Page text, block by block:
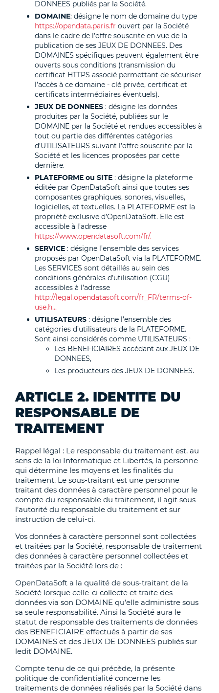
DONNEES publiés par la Société.
DOMAINE: désigne le nom de domaine du type
https://opendata.paris.fr ouvert par la Société
dans le cadre de l’offre souscrite en vue de la
publication de ses JEUX DE DONNEES. Des
DOMAINES spécifiques peuvent également être
ouverts sous conditions (transmission du
certificat HTTPS associé permettant de sécuriser
l’accès à ce domaine - clé privée, certificat et
certificats intermédiaires éventuels).
JEUX DE DONNEES : désigne les données
produites par la Société, publiées sur le
DOMAINE par la Société et rendues accessibles à
tout ou partie des différentes catégories
d’UTILISATEURS suivant l’offre souscrite par la
Société et les licences proposées par cette
dernière.
PLATEFORME ou SITE : désigne la plateforme
éditée par OpenDataSoft ainsi que toutes ses
composantes graphiques, sonores, visuelles,
logicielles, et textuelles. La PLATEFORME est la
propriété exclusive d’OpenDataSoft. Elle est
accessible à l’adresse
https://www.opendatasoft.com/fr/.
SERVICE : désigne l’ensemble des services
proposés par OpenDataSoft via la PLATEFORME.
Les SERVICES sont détaillés au sein des
conditions générales d’utilisation (CGU)
accessibles à l’adresse
http://legal.opendatasoft.com/fr_FR/terms-of-
use.h...
UTILISATEURS : désigne l’ensemble des
catégories d’utilisateurs de la PLATEFORME.
Sont ainsi considérés comme UTILISATEURS :
Les BENEFICIAIRES accédant aux JEUX DE
DONNEES,
Les producteurs des JEUX DE DONNEES.
ARTICLE 2. IDENTITE DU
RESPONSABLE DE
TRAITEMENT
Rappel légal : Le responsable du traitement est, au
sens de la loi Informatique et Libertés, la personne
qui détermine les moyens et les finalités du
traitement. Le sous-traitant est une personne
traitant des données à caractère personnel pour le
compte du responsable du traitement, il agit sous
l’autorité du responsable du traitement et sur
instruction de celui-ci.
Vos données à caractère personnel sont collectées
et traitées par la Société, responsable de traitement
des données à caractère personnel collectées et
traitées par la Société lors de :
OpenDataSoft a la qualité de sous-traitant de la
Société lorsque celle-ci collecte et traite des
données via son DOMAINE qu’elle administre sous
sa seule responsabilité. Ainsi la Société aura le
statut de responsable des traitements de données
des BENEFICIAIRE effectués à partir de ses
DOMAINES et des JEUX DE DONNEES publiés sur
ledit DOMAINE.
Compte tenu de ce qui précède, la présente
politique de confidentialité concerne les
traitements de données réalisés par la Société dans